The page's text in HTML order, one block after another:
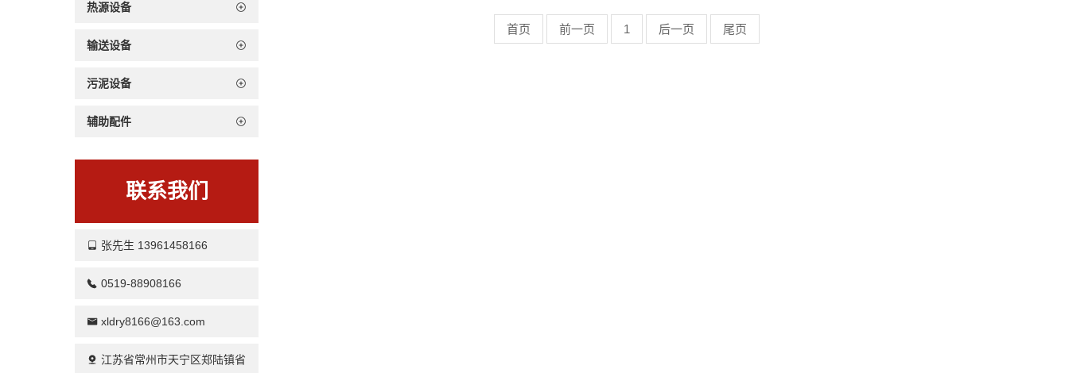
热源设备
输送设备
污泥设备
辅助配件
联系我们
张先生 13961458166
0519-88908166
xldry8166@163.com
江苏省常州市天宁区郑陆镇省
首页 前一页 1 后一页 尾页